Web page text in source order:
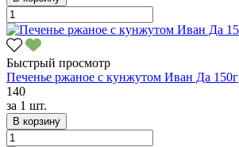
Быстрый просмотр
Печенье ржаное с кунжутом Иван Да 150г
140
за 1 шт.
В корзину